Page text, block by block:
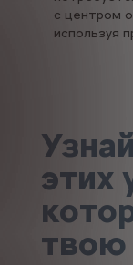
с центром
используя
этих
твою